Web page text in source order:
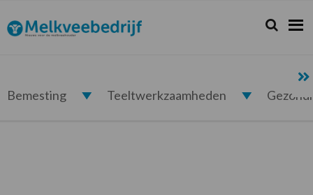
de
hoofdnavigatie
de
hoofd
de
eerste
de
voettekst
Melkveebedrijf.nl Zoeken...
Zoek
Bemesting Teeltwerkzaamheden